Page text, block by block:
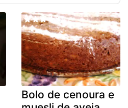
Bolo de cenoura e